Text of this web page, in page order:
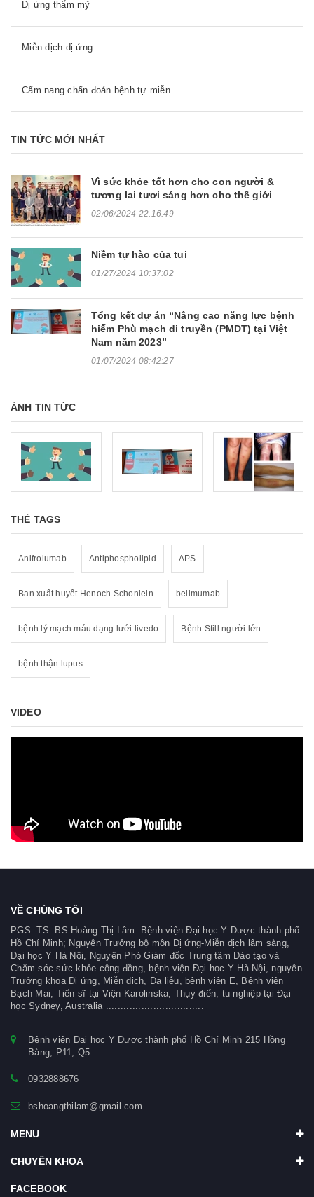
Dị ứng thẩm mỹ
Miễn dịch dị ứng
Cẩm nang chẩn đoán bệnh tự miễn
TIN TỨC MỚI NHẤT
Vì sức khỏe tốt hơn cho con người &
tương lai tươi sáng hơn cho thế giới
02/06/2024 22:16:49
Niềm tự hào của tui
01/27/2024 10:37:02
Tổng kết dự án “Nâng cao năng lực bệnh
hiếm Phù mạch di truyền (PMDT) tại Việt
Nam năm 2023”
01/07/2024 08:42:27
ẢNH TIN TỨC
THẺ TAGS
Anifrolumab Antiphospholipid APS
Ban xuất huyết Henoch Schonlein belimumab
bệnh lý mạch máu dạng lưới livedo Bệnh Still người lớn
bệnh thận lupus
VIDEO
VỀ CHÚNG TÔI
PGS. TS. BS Hoàng Thị Lâm: Bệnh viện Đại học Y Dược thành phố
Hồ Chí Minh; Nguyên Trưởng bộ môn Dị ứng-Miễn dịch lâm sàng,
Đại học Y Hà Nội, Nguyên Phó Giám đốc Trung tâm Đào tạo và
Chăm sóc sức khỏe cộng đồng, bệnh viện Đại học Y Hà Nội, nguyên
Trưởng khoa Dị ứng, Miễn dịch, Da liễu, bệnh viện E, Bệnh viện
Bạch Mai, Tiến sĩ tại Viện Karolinska, Thụy điển, tu nghiệp tại Đại
học Sydney, Australia .................................
Bệnh viện Đại học Y Dược thành phố Hồ Chí Minh 215 Hồng
Bàng, P11, Q5
0932888676
bshoangthilam@gmail.com
MENU
CHUYÊN KHOA
FACEBOOK